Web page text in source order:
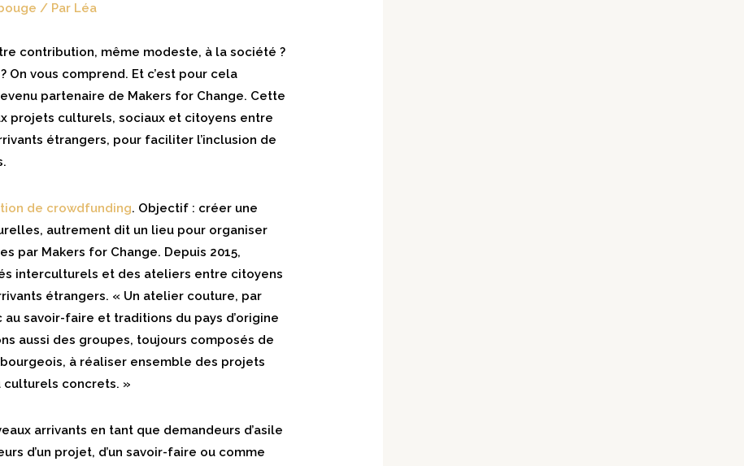
/ Par Léa
contribution, même modeste, à la société ?
On vous comprend. Et c’est pour cela
partenaire de Makers for Change. Cette
projets culturels, sociaux et citoyens entre
étrangers, pour faciliter l’inclusion de
de crowdfunding. Objectif : créer une
autrement dit un lieu pour organiser
par Makers for Change. Depuis 2015,
interculturels et des ateliers entre citoyens
étrangers. « Un atelier couture, par
savoir-faire et traditions du pays d’origine
aussi des groupes, toujours composés de
à réaliser ensemble des projets
culturels concrets. »
arrivants en tant que demandeurs d’asile
d’un projet, d’un savoir-faire ou comme